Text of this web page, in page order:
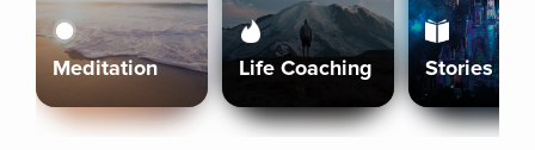
Meditation Life Coaching Stories